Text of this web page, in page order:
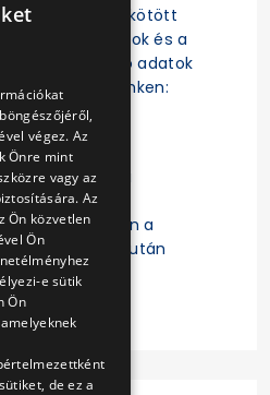
alapján megkötött
és a
vonatkozó adatok
el a következő linken:
a Budapesti
Működő
követően a
való kattintás után
adatok.
végez. Az
Önre mint
vagy az
Az
Ön közvetlen
Ön
e sütik
Ön
de ez a